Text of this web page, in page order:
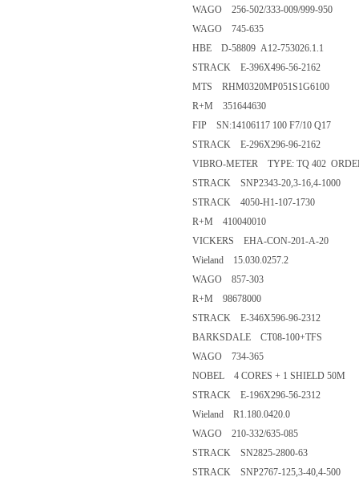
WAGO 256-502/333-009/999-950
WAGO 745-635
HBE D-58809 A12-753026.1.1
STRACK E-396X496-56-2162
MTS RHM0320MP051S1G6100
R+M 351644630
FIP SN:14106117 100 F7/10 Q17
STRACK E-296X296-96-2162
VIBRO-METER TYPE: TQ 402
STRACK SNP2343-20,3-16,4-1000
STRACK 4050-H1-107-1730
R+M 410040010
VICKERS EHA-CON-201-A-20
Wieland 15.030.0257.2
WAGO 857-303
R+M 98678000
STRACK E-346X596-96-2312
BARKSDALE CT08-100+TFS
WAGO 734-365
NOBEL 4 CORES + 1 SHIELD 50M
STRACK E-196X296-56-2312
Wieland R1.180.0420.0
WAGO 210-332/635-085
STRACK SN2825-2800-63
STRACK SNP2767-125,3-40,4-500